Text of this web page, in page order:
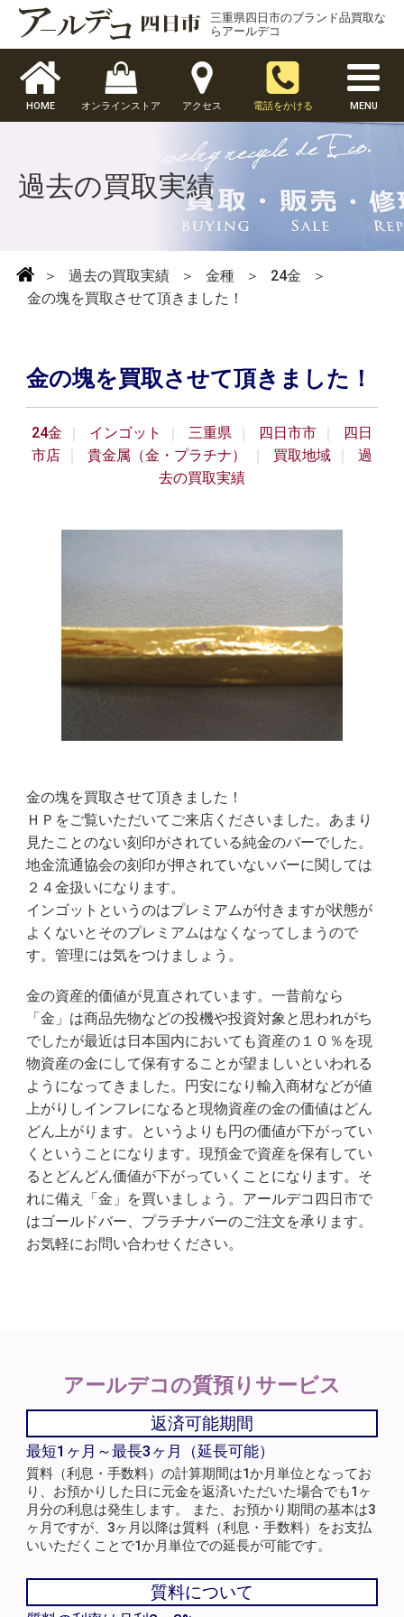
三重県四日市のブランド品買取な
らアールデコ
HOME オンラインストア アクセス 電話をかける MENU
過去の買取実績
＞ 過去の買取実績 ＞ 金種 ＞ 24金
＞
金の塊を買取させて頂きました！
金の塊を買取させて頂きました！
24金 インゴット 三重県 四日市市
四日
市店
貴金属（金・プラチナ） 買取地域
過
去の買取実績
金の塊を買取させて頂きました！
ＨＰをご覧いただいてご来店くださいました。あまり
見たことのない刻印がされている純金のバーでした。
地金流通協会の刻印が押されていないバーに関しては
２４金扱いになります。
インゴットというのはプレミアムが付きますが状態が
よくないとそのプレミアムはなくなってしまうので
す。管理には気をつけましょう。
金の資産的価値が見直されています。一昔前なら
「金」は商品先物などの投機や投資対象と思われがち
でしたが最近は日本国内においても資産の１０％を現
物資産の金にして保有することが望ましいといわれる
ようになってきました。円安になり輸入商材などが値
上がりしインフレになると現物資産の金の価値はどん
どん上がります。というよりも円の価値が下がってい
くということになります。現預金で資産を保有してい
るとどんどん価値が下がっていくことになります。そ
れに備え「金」を買いましょう。アールデコ四日市で
はゴールドバー、プラチナバーのご注文を承ります。
お気軽にお問い合わせください。
アールデコの質預りサービス
返済可能期間
最短1ヶ月～最長3ヶ月（延長可能）
質料（利息・手数料）の計算期間は1か月単位となってお
り、お預かりした日に元金を返済いただいた場合でも1ヶ
月分の利息は発生します。 また、お預かり期間の基本は3
ヶ月ですが、3ヶ月以降は質料（利息・手数料）をお支払
いいただくことで1か月単位での延長が可能です。
質料について